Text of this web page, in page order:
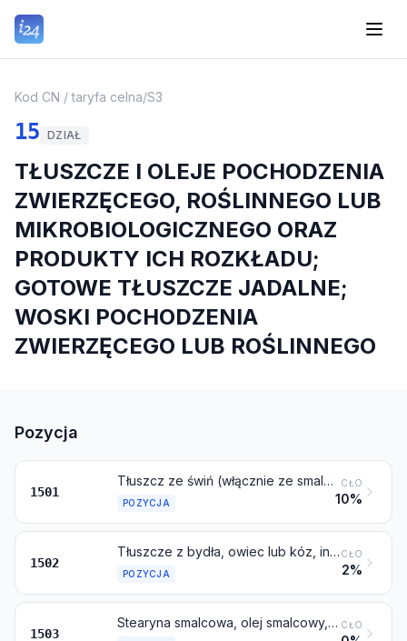
Kod CN / taryfa celna/S3
15 DZIAŁ
TŁUSZCZE I OLEJE POCHODZENIA
ZWIERZĘCEGO, ROŚLINNEGO LUB
MIKROBIOLOGICZNEGO ORAZ
PRODUKTY ICH ROZKŁADU;
GOTOWE TŁUSZCZE JADALNE;
WOSKI POCHODZENIA
ZWIERZĘCEGO LUB ROŚLINNEGO
Pozycja
1501
Tłuszcz ze świń (włącznie ze smalcem) i tłuszcz z drobiu, inne niż te objęte pozycją 0209 lub 1503
POZYCJA
CŁO
10%
1502
Tłuszcze z bydła, owiec lub kóz, inne niż te objęte pozycją 1503
POZYCJA
CŁO
2%
1503
Stearyna smalcowa, olej smalcowy, oleostearyna, oleina i olej łojowy, nieemulgowane lub niezmieszane, lub nieprzygotowane inaczej CŁO